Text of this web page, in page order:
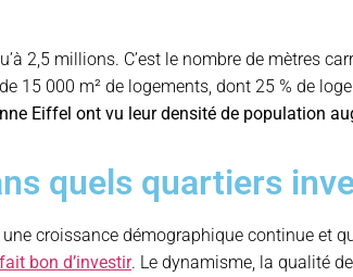
2,5 millions. C’est le nombre de mètres
15 000 m² de logements, dont 25 % de
Eiffel ont vu leur densité de population
quels quartiers
une croissance démographique continue et
bon d’investir. Le dynamisme, la qualité